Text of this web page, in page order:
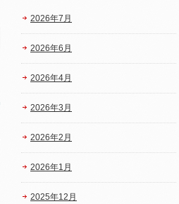
2026年7月
2026年6月
2026年4月
2026年3月
2026年2月
2026年1月
2025年12月